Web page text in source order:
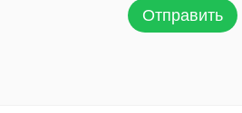
Отправить